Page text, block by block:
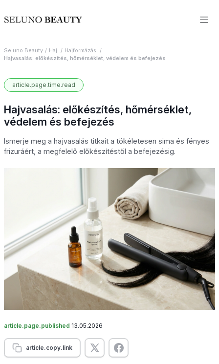
Seluno Beauty Haj
Hajformázás
Hajvasalás: előkészítés, hőmérséklet, védelem és befejezés
article.page.time.read
Hajvasalás: előkészítés, hőmérséklet,
védelem és befejezés
Ismerje meg a hajvasalás titkait a tökéletesen sima és fényes
frizuráért, a megfelelő előkészítéstől a befejezésig.
article.page.published 13.05.2026
article.copy.link